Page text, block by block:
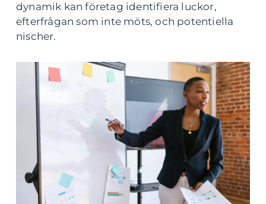
dynamik kan företag identifiera luckor,
efterfrågan som inte möts, och potentiella
nischer.